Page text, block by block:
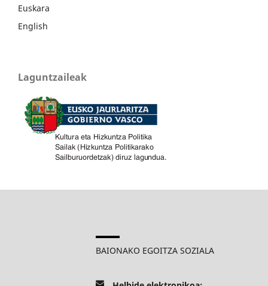
Euskara
English
Laguntzaileak
BAIONAKO EGOITZA SOZIALA